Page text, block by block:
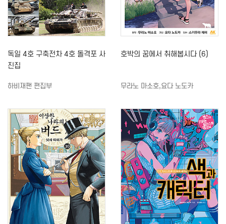
독일 4호 구축전차 4호 돌격포 사
진집
하비재팬 편집부
호박의 꿈에서 취해봅시다 (6)
무라노 마소호,요다 노도카